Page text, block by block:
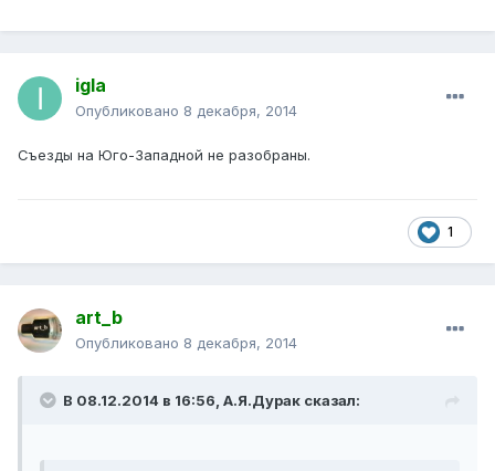
igla
Опубликовано 8 декабря, 2014
Съезды на Юго-Западной не разобраны.
1
art_b
Опубликовано 8 декабря, 2014
В 08.12.2014 в 16:56, А.Я.Дурак сказал: